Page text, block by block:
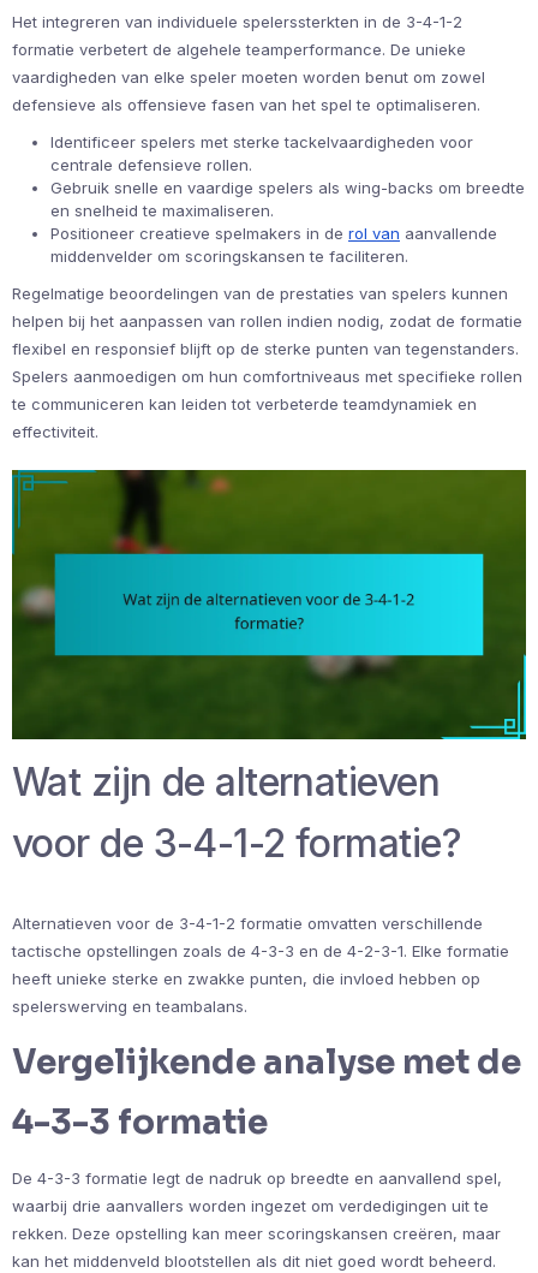
Het integreren van individuele spelerssterkten in de 3-4-1-2
formatie verbetert de algehele teamperformance. De unieke
vaardigheden van elke speler moeten worden benut om zowel
defensieve als offensieve fasen van het spel te optimaliseren.
Identificeer spelers met sterke tackelvaardigheden voor
centrale defensieve rollen.
Gebruik snelle en vaardige spelers als wing-backs om breedte
en snelheid te maximaliseren.
Positioneer creatieve spelmakers in de rol van aanvallende
middenvelder om scoringskansen te faciliteren.
Regelmatige beoordelingen van de prestaties van spelers kunnen
helpen bij het aanpassen van rollen indien nodig, zodat de formatie
flexibel en responsief blijft op de sterke punten van tegenstanders.
Spelers aanmoedigen om hun comfortniveaus met specifieke rollen
te communiceren kan leiden tot verbeterde teamdynamiek en
effectiviteit.
Wat zijn de alternatieven
voor de 3-4-1-2 formatie?
Alternatieven voor de 3-4-1-2 formatie omvatten verschillende
tactische opstellingen zoals de 4-3-3 en de 4-2-3-1. Elke formatie
heeft unieke sterke en zwakke punten, die invloed hebben op
spelerswerving en teambalans.
Vergelijkende analyse met de
4-3-3 formatie
De 4-3-3 formatie legt de nadruk op breedte en aanvallend spel,
waarbij drie aanvallers worden ingezet om verdedigingen uit te
rekken. Deze opstelling kan meer scoringskansen creëren, maar
kan het middenveld blootstellen als dit niet goed wordt beheerd.